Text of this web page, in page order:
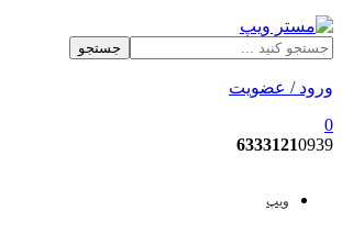
جستجو
ورود / عضویت
0
63331210939
ویپ